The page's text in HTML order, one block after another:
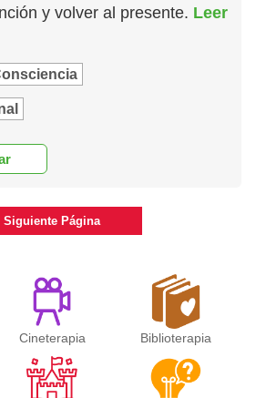
y volver al presente. Leer
Siguiente Página
Cineterapia Biblioterapia